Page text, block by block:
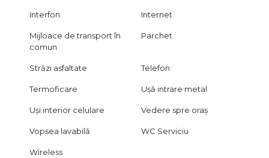
Oferim consultanță gratuită pentru achiziția prin credit
Certificatul energetic va fi disponibil la vânzare.
Dacă îți dorești o locuință cu poveste, într-o zonă cu suflet și
deveni noul tău acasă. Te invit să o descoperi!
Interfon Internet
Mijloace de transport în
comun
Parchet
Străzi asfaltate Telefon
Termoficare Ușă intrare metal
Uși interior celulare Vedere spre oraș
Vopsea lavabilă WC Serviciu
Wireless